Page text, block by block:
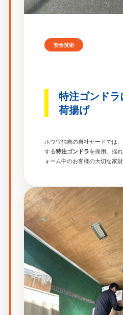
安全技術
特注ゴンド
荷揚げ
ホウワ独自の自社ヤードでは
する特注ゴンドラを採用。揺
ォーム中のお客様の大切な家